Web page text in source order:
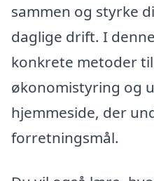
sammen og styrke
daglige drift. I
konkrete metoder
økonomistyring og
hjemmeside, der
forretningsmål.